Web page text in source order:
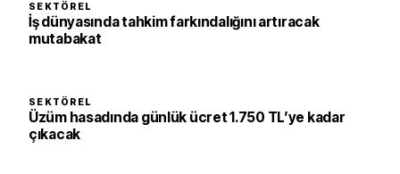
SEKTÖREL
İş dünyasında tahkim farkındalığını artıracak
mutabakat
SEKTÖREL
Üzüm hasadında günlük ücret 1.750 TL’ye kadar
çıkacak